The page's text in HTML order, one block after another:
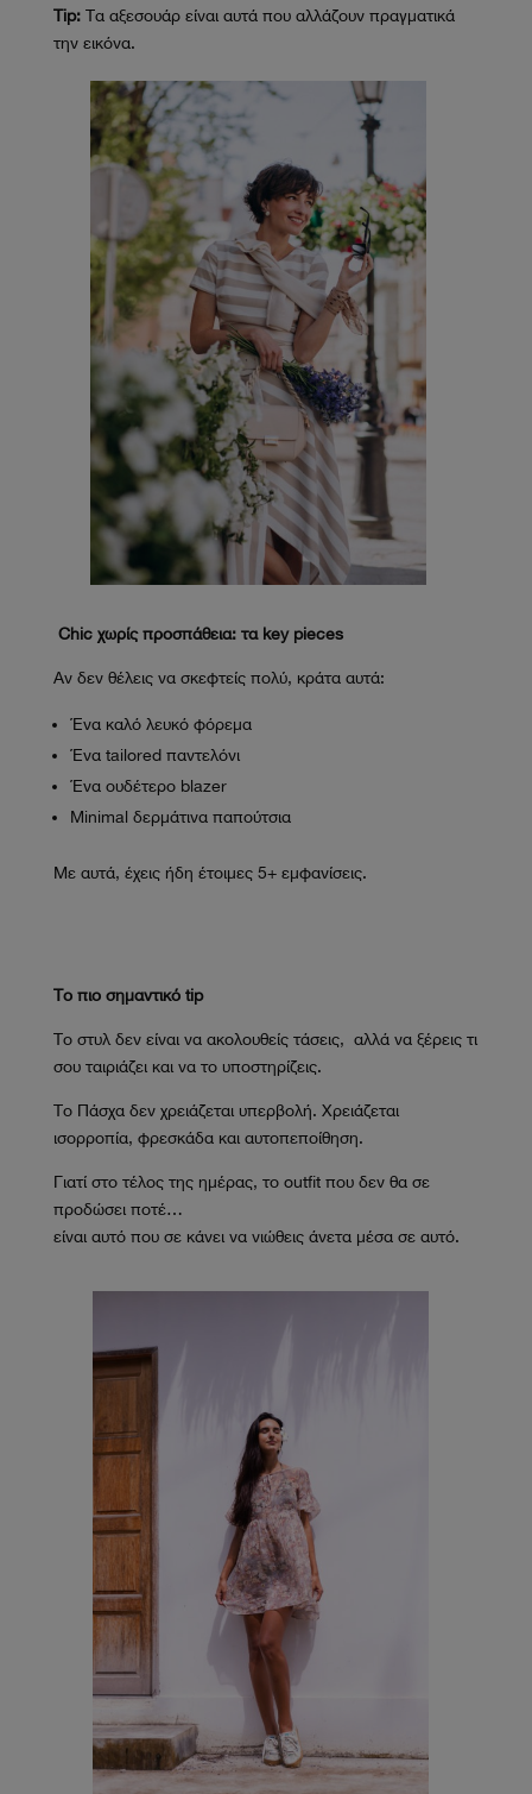
Tip:Τα αξεσουάρ είναι αυτά που αλλάζουν πραγματικά
την εικόνα.
Chic χωρίς προσπάθεια: τα key pieces
Αν δεν θέλεις να σκεφτείς πολύ, κράτα αυτά:
Ένα καλό λευκό φόρεμα
Ένα tailored παντελόνι
Ένα ουδέτερο blazer
Minimal δερμάτινα παπούτσια
Με αυτά, έχεις ήδη έτοιμες 5+ εμφανίσεις.
Το πιο σημαντικό tip
Το στυλ δεν είναι να ακολουθείς τάσεις, αλλά να ξέρεις τι
σου ταιριάζει και να το υποστηρίζεις.
Το Πάσχα δεν χρειάζεται υπερβολή. Χρειάζεται
ισορροπία, φρεσκάδα και αυτοπεποίθηση.
Γιατί στο τέλος της ημέρας, το outfit που δεν θα σε
προδώσει ποτέ…
είναι αυτό που σε κάνει να νιώθεις άνετα μέσα σε αυτό.